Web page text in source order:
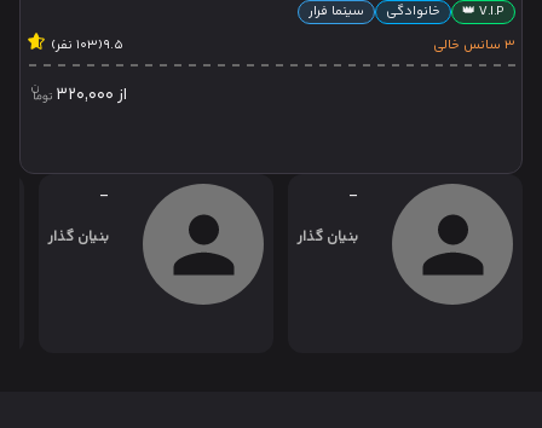
V.I.P 👑 خانوادگی
سینما فرار
3 سانس خالی
9.5(103 نفر)
از320,000
-
بنیان گذار
-
بنیان گذار